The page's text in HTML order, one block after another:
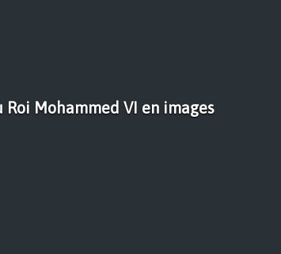
Mohammed VI en images